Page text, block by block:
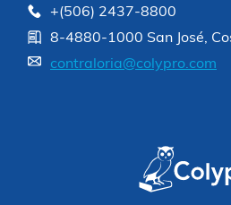
+(506) 2437-8800
8-4880-1000 San José,
contraloria@colypro.com